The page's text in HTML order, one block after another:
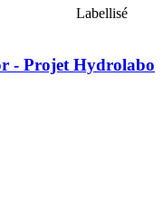
Labellisé
- Projet Hydrolabo